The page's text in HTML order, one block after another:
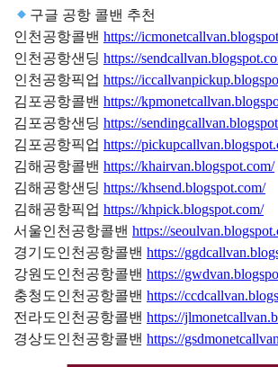
구글 공항 콜밴 추천
인천공항콜밴https://
인천공항샌딩https://
인천공항픽업https://
김포공항콜밴https://
김포공항샌딩https://
김포공항픽업https://
김해공항콜밴https://khairvan.blogspot.com/
김해공항샌딩https://khsend.blogspot.com/
김해공항픽업https://khpick.blogspot.com/
서울인천공항콜밴https://
경기도인천공항콜밴https://
강원도인천공항콜밴https://
충청도인천공항콜밴https://
전라도인천공항콜밴https://
경상도인천공항콜밴https://